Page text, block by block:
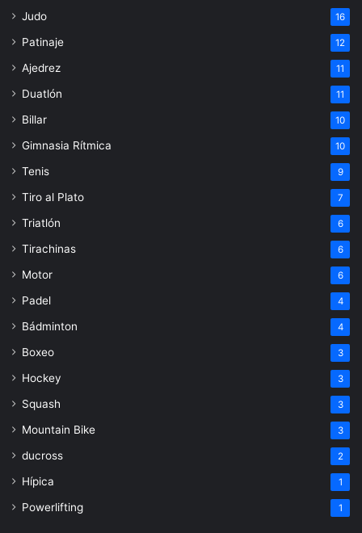
Judo 16
Patinaje 12
Ajedrez 11
Duatlón 11
Billar 10
Gimnasia Rítmica 10
Tenis 9
Tiro al Plato 7
Triatlón 6
Tirachinas 6
Motor 6
Padel 4
Bádminton 4
Boxeo 3
Hockey 3
Squash 3
Mountain Bike 3
ducross 2
Hípica 1
Powerlifting 1